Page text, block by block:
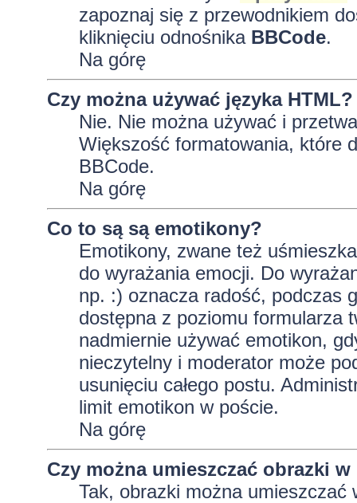
zapoznaj się z przewodnikiem
kliknięciu odnośnika BBCode.
Na górę
Czy można używać języka HTML?
Nie. Nie można używać i
Większość formatowania, które
BBCode.
Na górę
Co to są są emotikony?
Emotikony, zwane też
do wyrażania emocji. Do
np. :) oznacza radość, podczas
dostępna z poziomu formularza
nadmiernie używać emotikon,
nieczytelny i moderator może
usunięciu całego postu.
limit emotikon w poście.
Na górę
Czy można umieszczać obrazki
Tak, obrazki można umieszczać